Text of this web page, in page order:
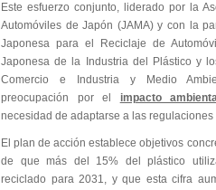
Este esfuerzo conjunto, liderado por la
Automóviles de Japón (JAMA) y con la
Japonesa para el Reciclaje de
Japonesa de la Industria del Plástico y
Comercio e Industria y Medio
preocupación por el impacto
necesidad de adaptarse a las
El plan de acción establece objetivos
de que más del 15% del plástico
reciclado para 2031, y que esta cifra